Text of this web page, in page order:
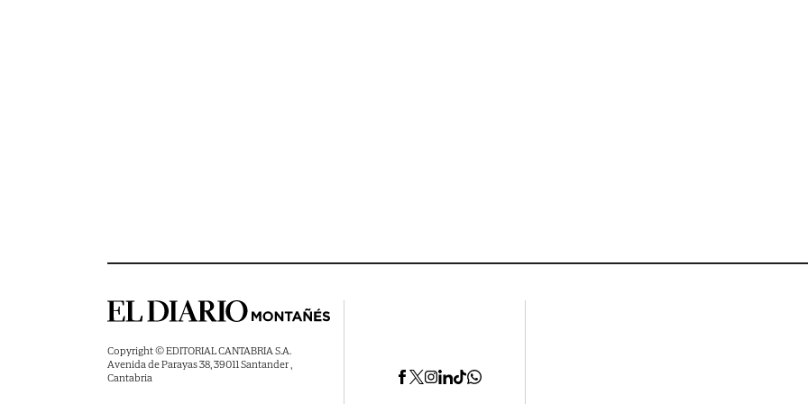
Copyright © EDITORIAL CANTABRIA S.A.
Avenida de Parayas 38, 39011 Santander ,
Cantabria